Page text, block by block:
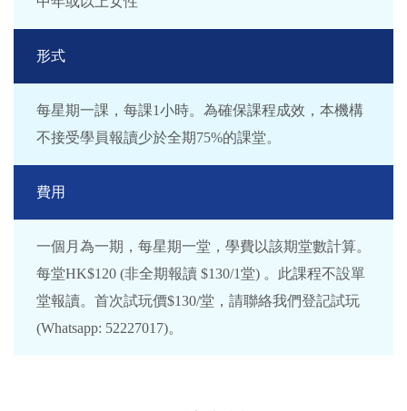
形式
每星期一課，每課1小時。為確保課程成效，本機構
不接受學員報讀少於全期75%的課堂。
費用
一個月為一期，每星期一堂，學費以該期堂數計算。
每堂HK$120 (非全期報讀 $130/1堂) 。此課程不設單
堂報讀。首次試玩價$130/堂，請聯絡我們登記試玩
(Whatsapp: 52227017)。